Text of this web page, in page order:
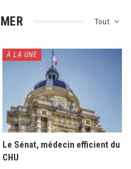
Tout
À LA UNE
Le Sénat, médecin efficient du
CHU